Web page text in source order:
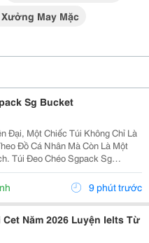
May Mặc
Sg Bucket
Đại, Một Chiếc Túi Không Chỉ Là
Đồ Cá Nhân Mà Còn Là Một
Túi Đeo Chéo Sgpack Sg
Kết Hợp Giữa Thiết Kế Năng
Đại Và Tính Tiện Dụng, Phù Hợp
9 phút trước
Năm 2026 Luyện Ielts Từ